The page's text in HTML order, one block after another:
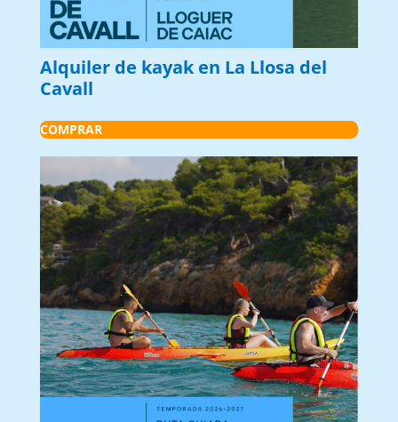
Alquiler de kayak en La Llosa del
Cavall
COMPRAR